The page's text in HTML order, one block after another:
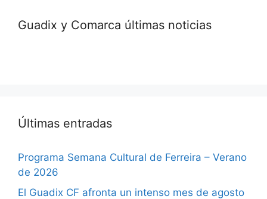
Guadix y Comarca últimas noticias
Últimas entradas
Programa Semana Cultural de Ferreira – Verano
de 2026
El Guadix CF afronta un intenso mes de agosto